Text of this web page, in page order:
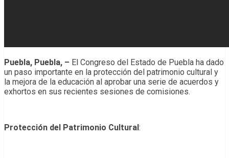
Puebla, Puebla, – El Congreso del Estado de Puebla ha dado
un paso importante en la protección del patrimonio cultural y
la mejora de la educación al aprobar una serie de acuerdos y
exhortos en sus recientes sesiones de comisiones.
Protección del Patrimonio Cultural :